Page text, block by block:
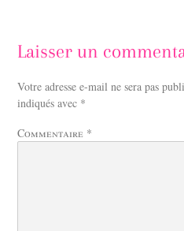
Laisser un
Votre adresse e-mail ne sera pas
indiqués avec *
Commentaire *